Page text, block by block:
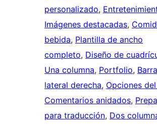
personalizado,
Imágenes destacadas,
bebida, Plantilla de ancho
completo, Diseño de
Una columna, Portfolio, Barra
lateral derecha, Opciones
Comentarios anidados,
para traducción, Dos